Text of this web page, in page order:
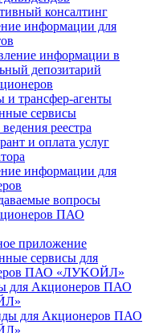
консалтинг
информации для
информации в
депозитарий
трансфер-агенты
сервисы
реестра
и оплата услуг
информации для
вопросы
ПАО
приложение
сервисы для
ПАО «ЛУKOЙЛ»
для Акционеров ПАО
для Акционеров ПАО